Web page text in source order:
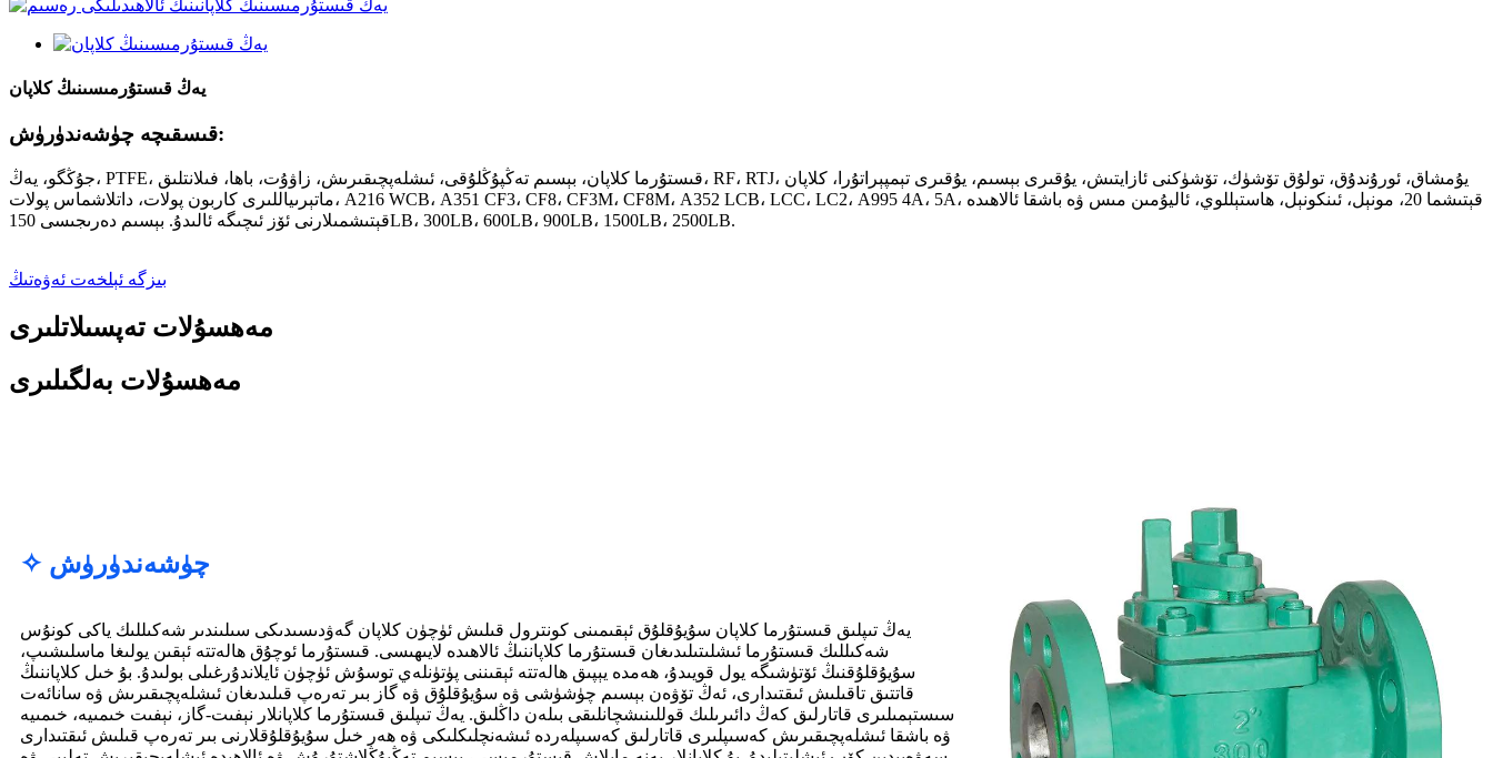
يەڭ قىستۇرمىسىنىڭ كلاپان
قىسقىچە چۈشەندۈرۈش:
جۇڭگو، يەڭ، PTFE، قىستۇرما كلاپان، بېسىم تەڭپۇڭلۇقى، ئىشلەپچىقىرىش، زاۋۇت، باھا، فىلانتلىق، RF، RTJ، يۇمشاق، ئورۇندۇق، تولۇق تۆشۈك، تۆشۈكنى ئازايتىش، يۇقىرى بېسىم، يۇقىرى تېمپېراتۇرا، كلاپان
ماتېرىياللىرى كاربون پولات، داتلاشماس پولات، A216 WCB، A351 CF3، CF8، CF3M، CF8M، A352 LCB، LCC، LC2، A995 4A، 5A، قېتىشما 20، مونېل، ئىنكونېل، ھاستېللوي، ئاليۇمىن مىس ۋە باشقا ئالاھىدە
قېتىشمىلارنى ئۆز ئىچىگە ئالىدۇ. بېسىم دەرىجىسى 150LB، 300LB، 600LB، 900LB، 1500LB، 2500LB.
بىزگە ئېلخەت ئەۋەتىڭ
مەھسۇلات تەپسىلاتلىرى
مەھسۇلات بەلگىلىرى
✧ چۈشەندۈرۈش
يەڭ تىپلىق قىستۇرما كلاپان سۇيۇقلۇق ئېقىمىنى كونترول قىلىش ئۈچۈن كلاپان گەۋدىسىدىكى سىلىندىر شەكىللىك ياكى كونۇس
شەكىللىك قىستۇرما ئىشلىتىلىدىغان قىستۇرما كلاپاننىڭ ئالاھىدە لايىھىسى. قىستۇرما ئوچۇق ھالەتتە ئېقىن يولىغا ماسلىشىپ،
سۇيۇقلۇقنىڭ ئۆتۈشىگە يول قويىدۇ، ھەمدە يېپىق ھالەتتە ئېقىننى پۈتۈنلەي توسۇش ئۈچۈن ئايلاندۇرغىلى بولىدۇ. بۇ خىل كلاپاننىڭ
قاتتىق تاقىلىش ئىقتىدارى، ئەڭ تۆۋەن بېسىم چۈشۈشى ۋە سۇيۇقلۇق ۋە گاز بىر تەرەپ قىلىدىغان ئىشلەپچىقىرىش ۋە سانائەت
سىستېمىلىرى قاتارلىق كەڭ دائىرىلىك قوللىنىشچانلىقى بىلەن داڭلىق. يەڭ تىپلىق قىستۇرما كلاپانلار نېفىت-گاز، نېفىت خىمىيە، خىمىيە
ۋە باشقا ئىشلەپچىقىرىش كەسىپلىرى قاتارلىق كەسىپلەردە ئىشەنچلىكلىكى ۋە ھەر خىل سۇيۇقلۇقلارنى بىر تەرەپ قىلىش ئىقتىدارى